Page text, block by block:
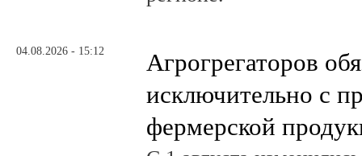
04.08.2026 - 15:12
Агрогрегаторов
исключительно с
фермерской